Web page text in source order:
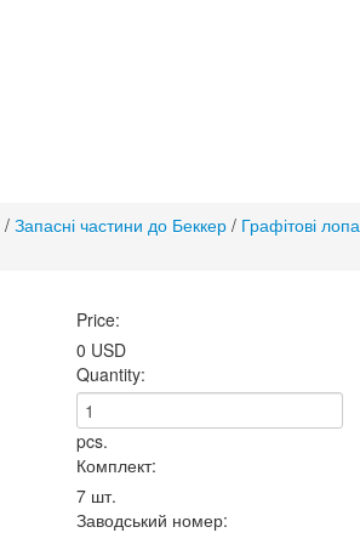
/ Запасні частини до Беккер / Графітові
Price:
0 USD
Quantity:
pcs.
Комплект:
7 шт.
Заводський номер: